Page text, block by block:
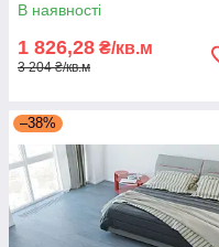
В наявності
1 826,28 ₴/кв.м
3 204 ₴/кв.м
–38%